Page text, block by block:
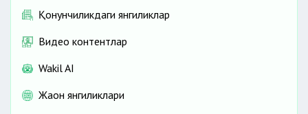
Қонунчиликдаги янгиликлар
Видео контентлар
Wakil AI
Жаҳон янгиликлари